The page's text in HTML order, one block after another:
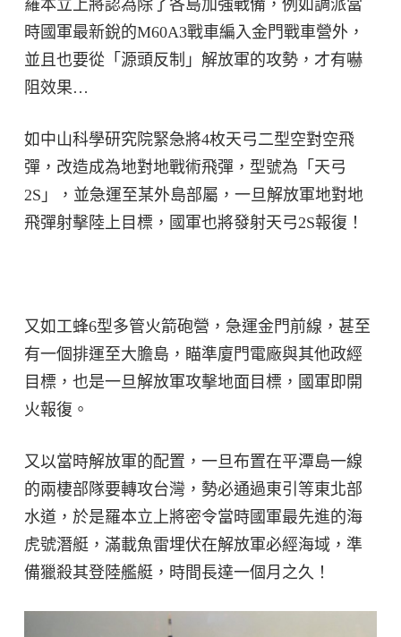
羅本立上將認為除了各島加強戰備，例如調派當
時國軍最新銳的M60A3戰車編入金門戰車營外，
並且也要從「源頭反制」解放軍的攻勢，才有嚇
阻效果…
如中山科學研究院緊急將4枚天弓二型空對空飛
彈，改造成為地對地戰術飛彈，型號為「天弓
2S」，並急運至某外島部屬，一旦解放軍地對地
飛彈射擊陸上目標，國軍也將發射天弓2S報復！
又如工蜂6型多管火箭砲營，急運金門前線，甚至
有一個排運至大膽島，瞄準廈門電廠與其他政經
目標，也是一旦解放軍攻擊地面目標，國軍即開
火報復。
又以當時解放軍的配置，一旦布置在平潭島一線
的兩棲部隊要轉攻台灣，勢必通過東引等東北部
水道，於是羅本立上將密令當時國軍最先進的海
虎號潛艇，滿載魚雷埋伏在解放軍必經海域，準
備獵殺其登陸艦艇，時間長達一個月之久！